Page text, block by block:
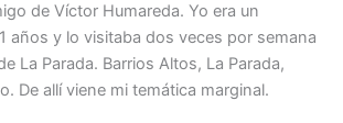
de Víctor Humareda. Yo era un
años y lo visitaba dos veces por semana
La Parada. Barrios Altos, La Parada,
De allí viene mi temática marginal.